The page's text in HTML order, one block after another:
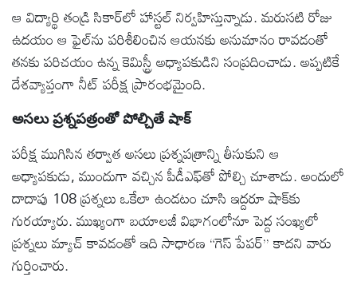
ఆ విద్యార్థి తండ్రి సికార్‌లో హాస్టల్‌ నిర్వహిస్తున్నాడు. మరుసటి రోజు
ఉదయం ఆ ఫైల్‌ను పరిశీలించిన ఆయనకు అనుమానం రావడంతో
తనకు పరిచయం ఉన్న కెమిస్ట్రీ అధ్యాపకుడిని సంప్రదించాడు. అప్పటికే
దేశవ్యాప్తంగా నీట్‌ పరీక్ష ప్రారంభమైంది.
అసలు ప్రశ్నపత్రంతో పోల్చితే షాక్‌
పరీక్ష ముగిసిన తర్వాత అసలు ప్రశ్నపత్రాన్ని తీసుకుని ఆ
అధ్యాపకుడు, ముందుగా వచ్చిన పీడీఎఫ్‌తో పోల్చి చూశాడు. అందులో
దాదాపు 108 ప్రశ్నలు ఒకేలా ఉండటం చూసి ఇద్దరూ షాక్‌కు
గురయ్యారు. ముఖ్యంగా బయాలజీ విభాగంలోనూ పెద్ద సంఖ్యలో
ప్రశ్నలు మ్యాచ్‌ కావడంతో ఇది సాధారణ “గెస్‌ పేపర్‌” కాదని వారు
గుర్తించారు.